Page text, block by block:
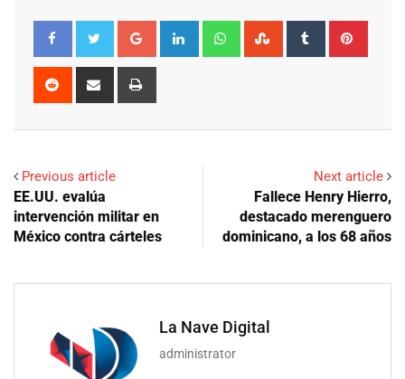
Google+ LinkedIn WhatsappStumbleUpon
Tumblr
Reddit
Share
Previous article
EE.UU. evalúa
intervención militar en
México contra cárteles
Next article
Fallece Henry Hierro,
destacado merenguero
dominicano, a los 68 años
La Nave Digital
administrator